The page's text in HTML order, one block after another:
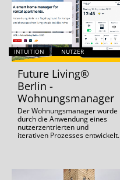
INTUITION NUTZER
Future Living®
Berlin -
Wohnungsmanager
Der Wohnungsmanager wurde
durch die Anwendung eines
nutzerzentrierten und
iterativen Prozesses entwickelt.